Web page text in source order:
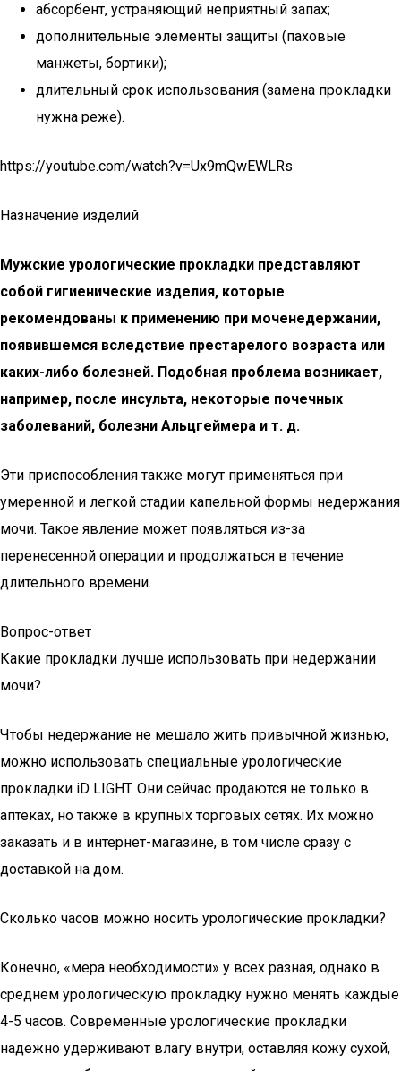
абсорбент, устраняющий неприятный запах;
дополнительные элементы защиты (паховые
манжеты, бортики);
длительный срок использования (замена прокладки
нужна реже).
https://youtube.com/watch?v=Ux9mQwEWLRs
Назначение изделий
Мужские урологические прокладки представляют
собой гигиенические изделия, которые
рекомендованы к применению при моченедержании,
появившемся вследствие престарелого возраста или
каких-либо болезней. Подобная проблема возникает,
например, после инсульта, некоторые почечных
заболеваний, болезни Альцгеймера и т. д.
Эти приспособления также могут применяться при
умеренной и легкой стадии капельной формы недержания
мочи. Такое явление может появляться из-за
перенесенной операции и продолжаться в течение
длительного времени.
Вопрос-ответ
Какие прокладки лучше использовать при недержании
мочи?
Чтобы недержание не мешало жить привычной жизнью,
можно использовать специальные урологические
прокладки iD LIGHT. Они сейчас продаются не только в
аптеках, но также в крупных торговых сетях. Их можно
заказать и в интернет-магазине, в том числе сразу с
доставкой на дом.
Сколько часов можно носить урологические прокладки?
Конечно, «мера необходимости» у всех разная, однако в
среднем урологическую прокладку нужно менять каждые
4-5 часов. Современные урологические прокладки
надежно удерживают влагу внутри, оставляя кожу сухой,